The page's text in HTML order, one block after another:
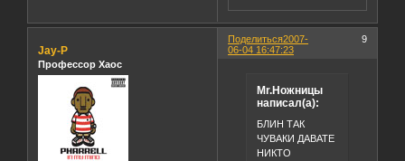
Поделиться 9
2007-
06-04 16:47:23
Jay-P
Профессор Хаос
Mr.Ножницы
написал(а):
БЛИН ТАК
ЧУВАКИ ДАВАТЕ
НИКТО